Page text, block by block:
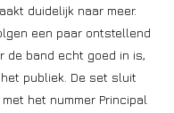
duidelijk naar meer.
een paar ontstellend
de band echt goed in is,
publiek. De set sluit
het nummer Principal